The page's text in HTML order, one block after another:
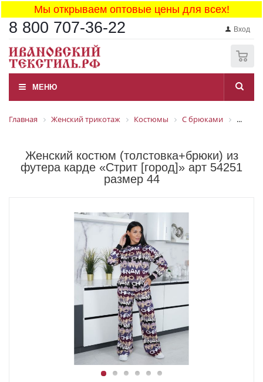
Мы открываем оптовые цены для всех!
8 800 707-36-22 Вход
МЕНЮ
Главная Женский трикотаж Костюмы С брюками ...
Женский костюм (толстовка+брюки) из
футера карде «Стрит [город]» арт 54251
размер 44